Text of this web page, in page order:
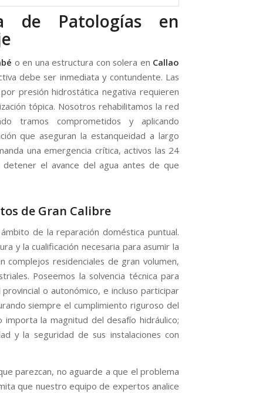
de Patologías en
o en una estructura con solera en Callao
debe ser inmediata y contundente. Las
presión hidrostática negativa requieren
tópica. Nosotros rehabilitamos la red
tramos comprometidos y aplicando
que aseguran la estanqueidad a largo
una emergencia crítica, activos las 24
el avance del agua antes de que
de Gran Calibre
de la reparación doméstica puntual.
y la cualificación necesaria para asumir la
residenciales de gran volumen,
Poseemos la solvencia técnica para
o autonómico, e incluso participar
siempre el cumplimiento riguroso del
importa la magnitud del desafío hidráulico;
y la seguridad de sus instalaciones con
parezcan, no aguarde a que el problema
que nuestro equipo de expertos analice